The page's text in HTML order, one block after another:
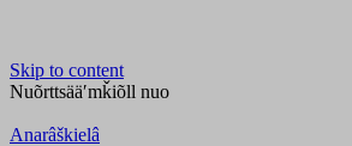
Skip to content
Nuõrttsääʹmǩiõll nuo
Anarâškielâ